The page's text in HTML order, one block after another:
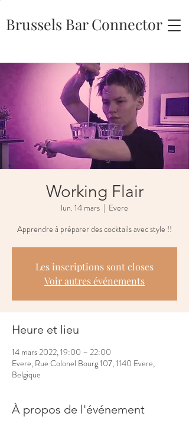
Brussels Bar Connector
Working Flair
lun. 14 mars
  |
Evere
Apprendre à préparer des cocktails avec style !!
Les inscriptions sont closes
Voir autres événements
Heure et lieu
14 mars 2022, 19:00 – 22:00
Evere, Rue Colonel Bourg 107, 1140 Evere,
Belgique
À propos de l'événement